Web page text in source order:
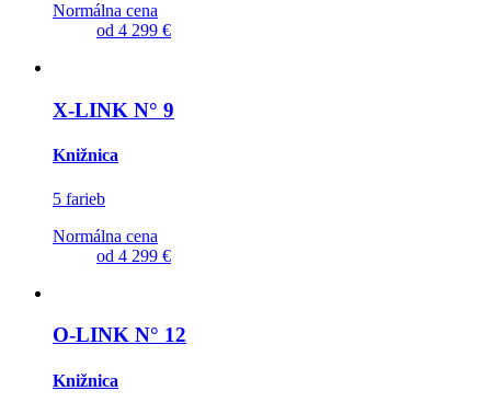
Normálna cena
od 4 299 €
X-LINK N° 9
Knižnica
5 farieb
Normálna cena
od 4 299 €
O-LINK N° 12
Knižnica